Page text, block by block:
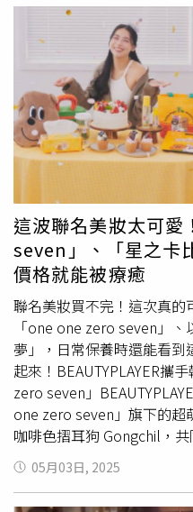
的印象可能還是那罐金鑽
水凝乳」完全改寫了使用
支的必備品，代言人長澤
它。最神奇的地方是它解
衣服」。官方實測摩擦 50
尷尬。質地超親膚、完全不
適，清爽到妳會忘記自己
友善配方，日妞的透明感美
曬水凝乳 SPF50+ PA++++
耐曬美肌潤色防曬水凝乳
NT.850（圖／品牌提供）雪
水感全效防禦乳今年雪肌精
由男神大谷翔平代言，這款
科技：一般防曬怕流汗，這
韌」。擦起來的感覺像精
癒的柑橘香。最棒的是它
喜歡戶外運動、或是在大城
夏天的抗老神隊友，清爽
顧。雪肌精輕水感全效防禦
元、雪肌精輕水感全效防禦
（圖／品牌提供）（圖／
2026限定版如果你是光澤
「晶采防曬日霜」。這款
分能將高效的抗老能量，
的保濕與滋潤。它能全面
燥細紋、暗沉、缺乏彈力
光滑與彈性光采。持續使
也因為潤澤度提升，整張
地如精華液般豐潤卻又無比
黏膩，只留下令人滿足的
淡雅甘甜，揉合了清新的
發出高級且療癒的氣息。
林業紙張，從內到外都體現
酵全能修護晶淬 150ml／
SUQQU 晶采潤澤水光霜當
用奢華的潤澤，為肌膚穿上
的頂級美妝品牌SUQQU，
詞，而這瓶「水光霜」正
豐潤卻不黏膩的絕佳質地
的肌膚帶來深度滋潤，並在
膜」。這種光澤並非來自
後，從肌底滿溢出來的飽滿
外型，彷彿水光御守般時刻
地輕盈不厚重能帶來絲滑
與妝容相融而不斑駁，為
澤。可作為定妝打亮點綴於
這波聯名美妝太可
seven」、「星之卡
價格就能被療癒
聯名美妝買不完！這次真
「one one zero seven」
夢」，日常保養時還能看
起來！BEAUTYPLAYER攜
zero seven」
one zero seven」旗下的
咖啡色摺耳狗 Gongchil，
系列，再掀一波萌寵聯名
互動，不禁令人會心一笑
好給滿！（圖／品牌提供
05月03日, 2025